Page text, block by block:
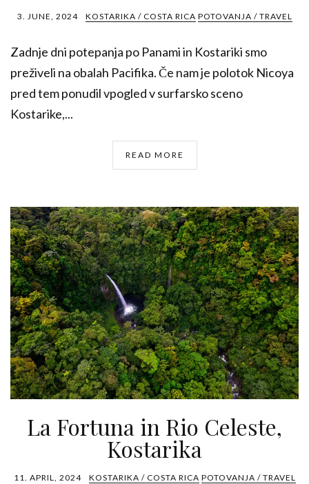
3. JUNE, 2024 KOSTARIKA / COSTA RICA POTOVANJA / TRAVEL
Zadnje dni potepanja po Panami in Kostariki smo
preživeli na obalah Pacifika. Če nam je polotok Nicoya
pred tem ponudil vpogled v surfarsko sceno
Kostarike,...
READ MORE
La Fortuna in Rio Celeste,
Kostarika
11. APRIL, 2024 KOSTARIKA / COSTA RICA POTOVANJA / TRAVEL